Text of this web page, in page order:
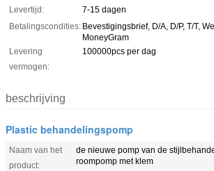
Levertijd:
7-15 dagen
Betalingscondities: Bevestigingsbrief, D/A, D/P, T/T,
MoneyGram
Levering
vermogen:
100000pcs per dag
beschrijving
Plastic behandelingspomp
Naam van het
product:
de nieuwe pomp van de
roompomp met klem